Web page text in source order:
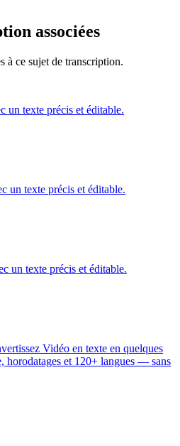
associées
à ce sujet de transcription.
un texte précis et éditable.
un texte précis et éditable.
un texte précis et éditable.
Vidéo en texte en quelques
horodatages et 120+ langues — sans